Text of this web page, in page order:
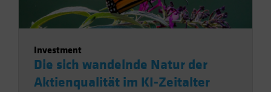
Investment
Die sich wandelnde Natur der
Aktienqualität im KI-Zeitalter